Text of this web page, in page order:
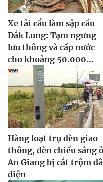
Xe tải cẩu làm sập cầu
Đắk Lung: Tạm ngưng
lưu thông và cấp nước
cho khoảng 50.000...
Hàng loạt trụ đèn giao
thông, đèn chiếu sáng
An Giang bị cắt trộm
điện